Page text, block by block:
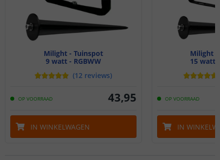
Milight - Tuinspot
9 watt - RGBWW
(12 reviews)
OP VOORRAAD 43,95
IN WINKELWAGEN
Milight -
15 watt
OP VOORRAAD
IN